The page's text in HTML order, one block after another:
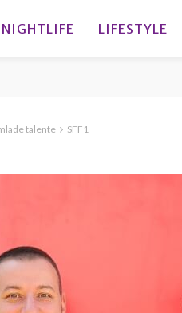
NIGHTLIFE LIFESTYLE
talente SFF1